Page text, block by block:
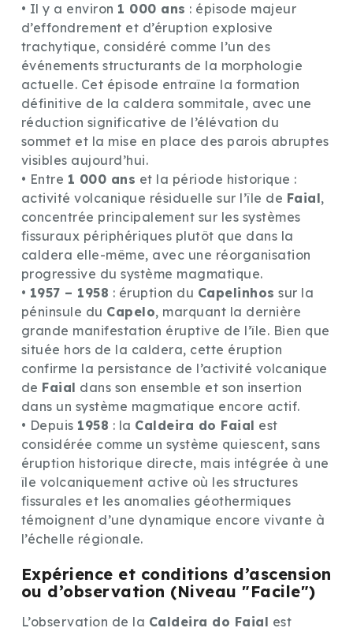
• Il y a environ 1 000 ans : épisode majeur
d’effondrement et d’éruption explosive
trachytique, considéré comme l’un des
événements structurants de la morphologie
actuelle. Cet épisode entraîne la formation
définitive de la caldera sommitale, avec une
réduction significative de l’élévation du
sommet et la mise en place des parois abruptes
visibles aujourd’hui.
• Entre 1 000 ans et la période historique :
activité volcanique résiduelle sur l’île de Faial,
concentrée principalement sur les systèmes
fissuraux périphériques plutôt que dans la
caldera elle-même, avec une réorganisation
progressive du système magmatique.
• 1957 – 1958 : éruption du Capelinhos sur la
péninsule du Capelo, marquant la dernière
grande manifestation éruptive de l’île. Bien que
située hors de la caldera, cette éruption
confirme la persistance de l’activité volcanique
de Faial dans son ensemble et son insertion
dans un système magmatique encore actif.
• Depuis 1958 : la Caldeira do Faial est
considérée comme un système quiescent, sans
éruption historique directe, mais intégrée à une
île volcaniquement active où les structures
fissurales et les anomalies géothermiques
témoignent d’une dynamique encore vivante à
l’échelle régionale.
Expérience et conditions d’ascension
ou d’observation (Niveau "Facile")
L’observation de la Caldeira do Faial est